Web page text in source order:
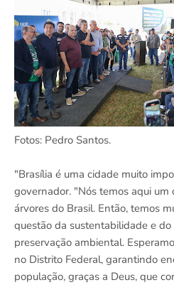
Fotos: Pedro Santos.
"Brasília é uma cidade muito
governador. "Nós temos aqui um
árvores do Brasil. Então, temos
questão da sustentabilidade e
preservação ambiental.
no Distrito Federal, garantindo
população, graças a Deus, que